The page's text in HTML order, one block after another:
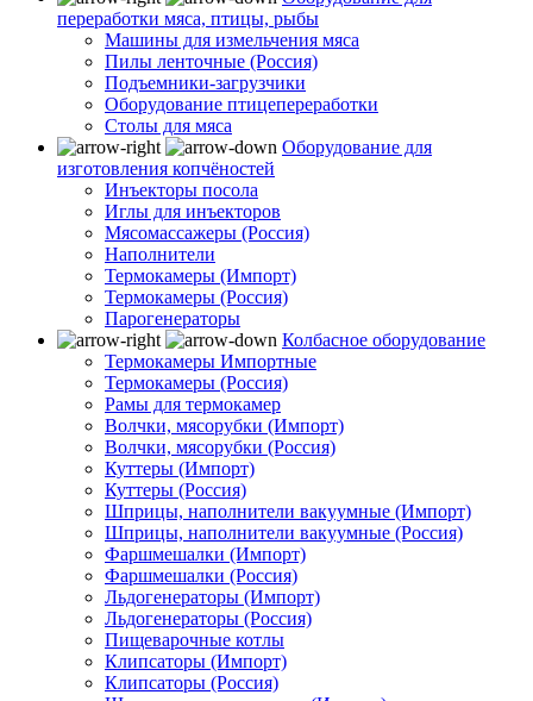
переработки мяса, птицы, рыбы
Машины для измельчения мяса
Пилы ленточные (Россия)
Подъемники-загрузчики
Оборудование птицепереработки
Столы для мяса
Оборудование для
изготовления копчёностей
Инъекторы посола
Иглы для инъекторов
Мясомассажеры (Россия)
Наполнители
Термокамеры (Импорт)
Термокамеры (Россия)
Парогенераторы
Колбасное оборудование
Термокамеры Импортные
Термокамеры (Россия)
Рамы для термокамер
Волчки, мясорубки (Импорт)
Волчки, мясорубки (Россия)
Куттеры (Импорт)
Куттеры (Россия)
Шприцы, наполнители вакуумные (Импорт)
Шприцы, наполнители вакуумные (Россия)
Фаршмешалки (Импорт)
Фаршмешалки (Россия)
Льдогенераторы (Импорт)
Льдогенераторы (Россия)
Пищеварочные котлы
Клипсаторы (Импорт)
Клипсаторы (Россия)